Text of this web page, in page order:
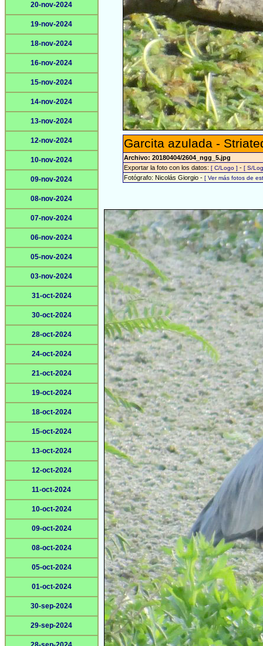
20-nov-2024
19-nov-2024
18-nov-2024
16-nov-2024
15-nov-2024
14-nov-2024
13-nov-2024
12-nov-2024
10-nov-2024
09-nov-2024
08-nov-2024
07-nov-2024
06-nov-2024
05-nov-2024
03-nov-2024
31-oct-2024
30-oct-2024
28-oct-2024
24-oct-2024
21-oct-2024
19-oct-2024
18-oct-2024
15-oct-2024
13-oct-2024
12-oct-2024
11-oct-2024
10-oct-2024
09-oct-2024
08-oct-2024
05-oct-2024
01-oct-2024
30-sep-2024
29-sep-2024
Garcita azulada -
Archivo: 20180404/2604_ngg_5.jpg
Exportar la foto con los datos:[ C/Logo ] -[ S/
Fotógrafo: Nicolás Giorgio -[ Ver más fotos de